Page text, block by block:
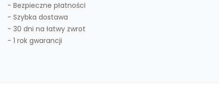
- Bezpieczne płatności
- Szybka dostawa
- 30 dni na łatwy zwrot
- 1 rok gwarancji